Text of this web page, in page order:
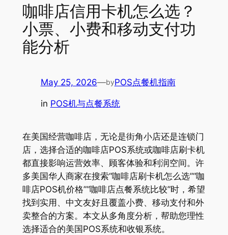
咖啡店信用卡机怎么选？
小票、小费和移动支付功
能分析
May 25, 2026—byPOS点餐机指南
in POS机与点餐系统
在美国经营咖啡店，无论是街角小店还是连锁门
店，选择合适的咖啡店POS系统或咖啡店刷卡机
都直接影响运营效率、顾客体验和利润空间。许
多美国华人商家在搜索“咖啡店刷卡机怎么选”“咖
啡店POS机价格”“咖啡店点餐系统比较”时，希望
找到实用、中文友好且覆盖小费、移动支付和外
卖整合的方案。本文从多角度分析，帮助您理性
选择适合的美国POS系统和收银系统。